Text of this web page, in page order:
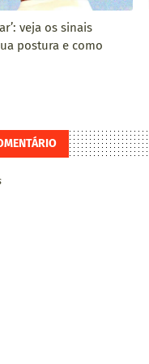
veja os sinais
postura e como